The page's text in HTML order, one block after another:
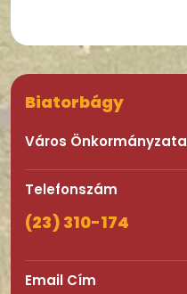
Biatorbágy
Város Önkormányzata
Telefonszám
(23) 310-174
Email Cím